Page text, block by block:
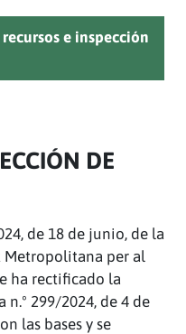
e inspección
DE
de 18 de junio, de la
Metropolitana per al
ha rectificado la
299/2024, de 4 de
las bases y se